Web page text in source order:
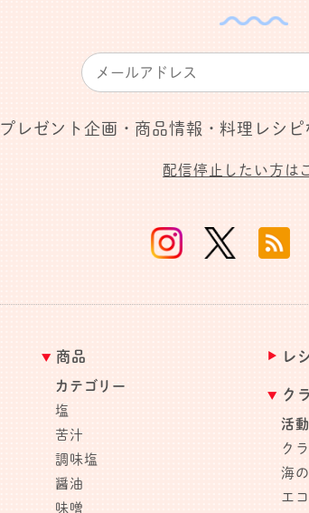
プレゼント企画・商品情報・料理レシピ
配信停止したい方は
商品
カテゴリー
塩
苦汁
調味塩
醤油
味噌
レ
ク
活動
ク
海
エ